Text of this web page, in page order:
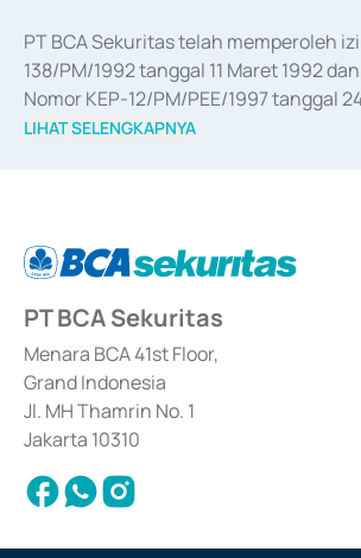
PT BCA Sekuritas telah memperoleh
138/PM/1992 tanggal 11 Maret 1992
Nomor KEP-12/PM/PEE/1997 tanggal
merger, akuisisi, divestasi, dan
LIHAT SELENGKAPNYA
PT BCA Sekuritas
Menara BCA 41st Floor,
Grand Indonesia
Jl. MH Thamrin No. 1
Jakarta 10310